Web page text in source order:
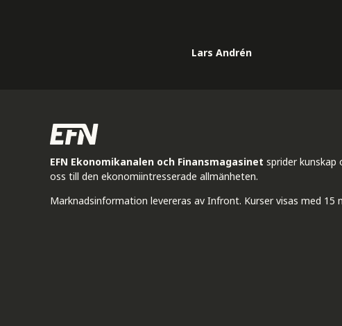
Lars Andrén
EFN Ekonomikanalen och Finansmagasinet sprider kunskap
oss till den ekonomiintresserade allmänheten.
Marknadsinformation levereras av Infront. Kurser visas med 15